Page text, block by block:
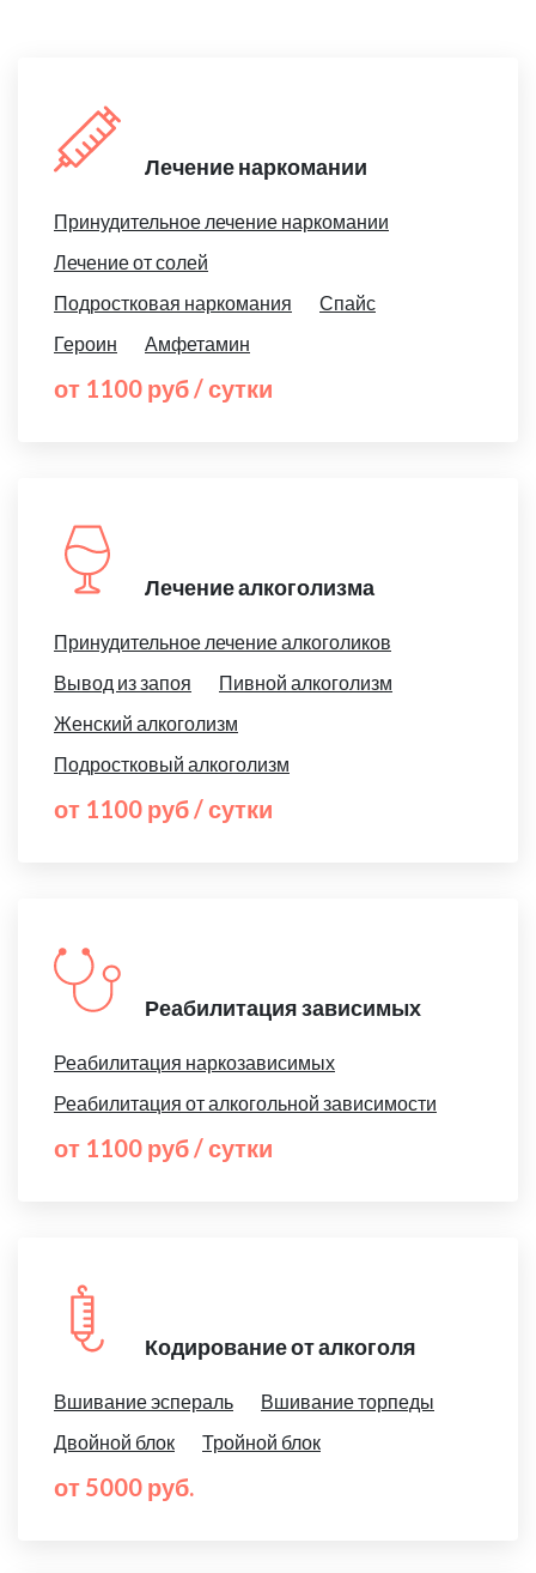
Лечение наркомании
Принудительное лечение наркомании
Лечение от солей
Подростковая наркомания
Спайс
Героин
Амфетамин
от 1100 руб / сутки
Лечение алкоголизма
Принудительное лечение алкоголиков
Вывод из запоя
Пивной алкоголизм
Женский алкоголизм
Подростковый алкоголизм
от 1100 руб / сутки
Реабилитация зависимых
Реабилитация наркозависимых
Реабилитация от алкогольной зависимости
от 1100 руб / сутки
Кодирование от алкоголя
Вшивание эспераль
Вшивание торпеды
Двойной блок
Тройной блок
от 5000 руб.